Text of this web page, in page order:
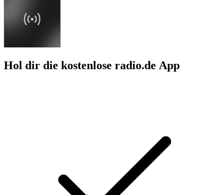
Hol dir die kostenlose radio.de App